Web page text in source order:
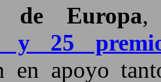
de Europa,
y 25
en apoyo